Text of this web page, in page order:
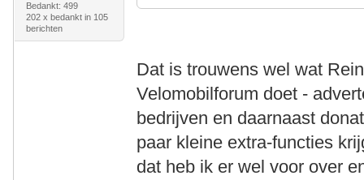
Bedankt: 499
202 x bedankt in 105
berichten
Dat is trouwens wel wat
Velomobilforum doet -
bedrijven en daarnaast
paar kleine extra-functies
dat heb ik er wel voor over